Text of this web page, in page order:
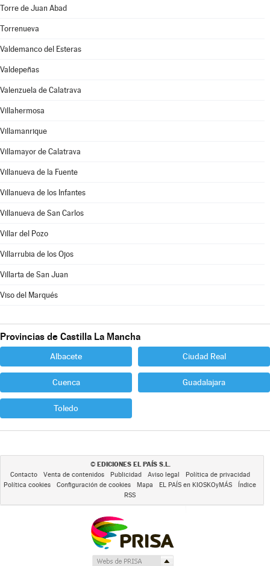
Torre de Juan Abad
Torrenueva
Valdemanco del Esteras
Valdepeñas
Valenzuela de Calatrava
Villahermosa
Villamanrique
Villamayor de Calatrava
Villanueva de la Fuente
Villanueva de los Infantes
Villanueva de San Carlos
Villar del Pozo
Villarrubia de los Ojos
Villarta de San Juan
Viso del Marqués
Provincias de Castilla La Mancha
Albacete Ciudad Real
Cuenca Guadalajara
Toledo
© EDICIONES EL PAÍS S.L.
Contacto Venta de contenidos Publicidad Aviso legal
Política de privacidad
Política cookies
Configuración de cookies Mapa EL PAÍS en KIOSKOyMÁS
Índice
RSS